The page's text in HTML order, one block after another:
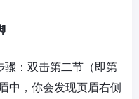
：双击第二节（即第
中，你会发现页眉右侧